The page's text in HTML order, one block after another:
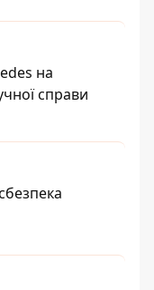
на
справи